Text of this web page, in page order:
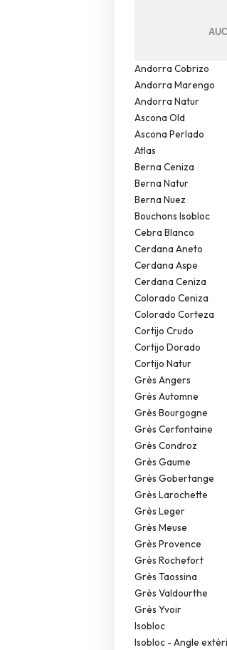
Andorra Cobrizo
Andorra Marengo
Andorra Natur
Ascona Old
Ascona Perlado
Atlas
Berna Ceniza
Berna Natur
Berna Nuez
Bouchons Isobloc
Cebra Blanco
Cerdana Aneto
Cerdana Aspe
Cerdana Ceniza
Colorado Ceniza
Colorado Corteza
Cortijo Crudo
Cortijo Dorado
Cortijo Natur
Grès Angers
Grès Automne
Grès Bourgogne
Grès Cerfontaine
Grès Condroz
Grès Gaume
Grès Gobertange
Grès Larochette
Grès Leger
Grès Meuse
Grès Provence
Grès Rochefort
Grès Taossina
Grès Valdourthe
Grès Yvoir
Isobloc
Isobloc - Angle